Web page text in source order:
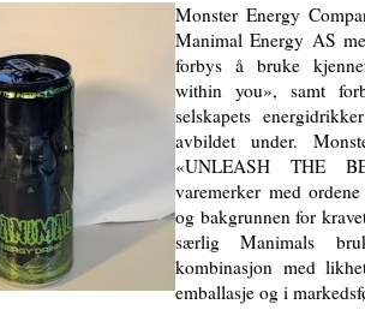
Monster Energy
Manimal Energy AS
forbys å bruke
within you», samt
selskapets
avbildet under.
«UNLEASH THE
varemerker med
og bakgrunnen for
særlig Manimals
kombinasjon med
emballasje og i